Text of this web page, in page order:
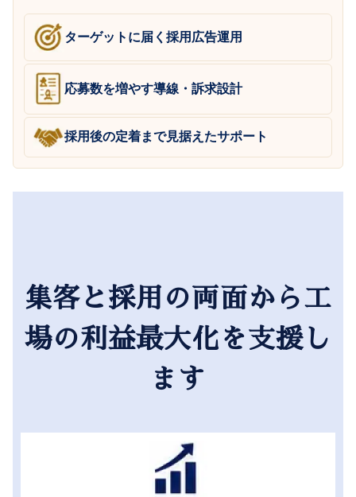
ターゲットに届く採用広告運用
応募数を増やす導線・訴求設計
採用後の定着まで見据えたサポート
集客と採用の両面から工
場の利益最大化を支援し
ます